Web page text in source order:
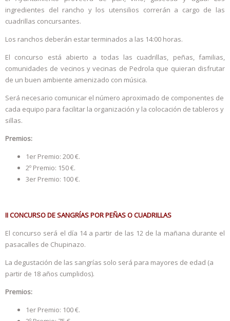
ingredientes del rancho y los utensilios correrán a cargo de las
cuadrillas concursantes.
Los ranchos deberán estar terminados a las 14:00 horas.
El concurso está abierto a todas las cuadrillas, peñas, familias,
comunidades de vecinos y vecinas de Pedrola que quieran disfrutar
de un buen ambiente amenizado con música.
Será necesario comunicar el número aproximado de componentes de
cada equipo para facilitar la organización y la colocación de tableros y
sillas.
Premios:
1er Premio: 200 €.
2º Premio: 150 €.
3er Premio: 100 €.
II CONCURSO DE SANGRÍAS POR PEÑAS O CUADRILLAS
El concurso será el día 14 a partir de las 12 de la mañana durante el
pasacalles de Chupinazo.
La degustación de las sangrías solo será para mayores de edad (a
partir de 18 años cumplidos).
Premios:
1er Premio: 100 €.